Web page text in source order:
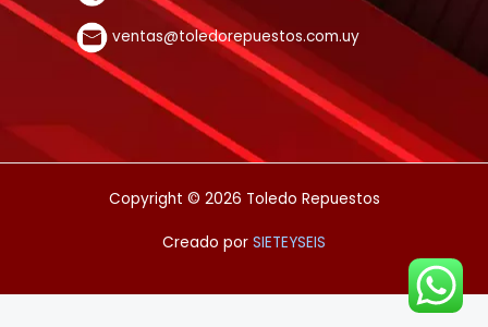
ventas@toledorepuestos.com.uy
Copyright © 2026 Toledo Repuestos
Creado por SIETEYSEIS